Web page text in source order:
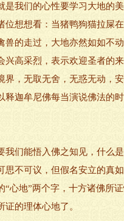
是我们的心性要学习大地的
位想想看：当猪鸭狗猫拉屎
兽的走过，大地亦然如如不
兴高采烈，表示欢迎圣者的
界，无取无舍，无惑无动，
释迦牟尼佛每当演说佛法的
我们能悟入佛之知见，什么
思不可议，但假名安立的真
“心地”两个字，十方诸佛所
的理体心地了。